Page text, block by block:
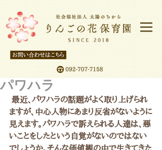
パワハラ
ますが、中心人物にあまり反省がないように
見えます。パワハラで訴えられる人達は、悪
いことをしたという自覚がないのではない
でしょうか。そんな価値観の中で生きてきた